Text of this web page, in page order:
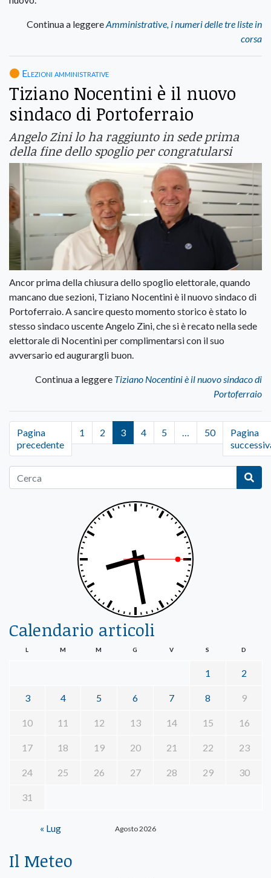
Continua a leggereAmministrative, i numeri delle tre liste in
corsa
Elezioni amministrative
Tiziano Nocentini è il nuovo
sindaco di Portoferraio
Angelo Zini lo ha raggiunto in sede prima
della fine dello spoglio per congratularsi
Ancor prima della chiusura dello spoglio elettorale, quando
mancano due sezioni, Tiziano Nocentini è il nuovo sindaco di
Portoferraio. A sancire questo momento storico è stato lo
stesso sindaco uscente Angelo Zini, che si è recato nella sede
elettorale di Nocentini per complimentarsi con il suo
avversario ed augurargli buon.
Continua a leggere Tiziano Nocentini è il nuovo sindaco di
Portoferraio
Pagina
precedente
1 2 3 4 5 … 50
Pagina
Calendario articoli
Agosto 2026
L M M G V S D
1 2
3 4 5 6 7 8 9
10 11 12 13 14 15 16
17 18 19 20 21 22 23
24 25 26 27 28 29 30
31
« Lug
Il Meteo